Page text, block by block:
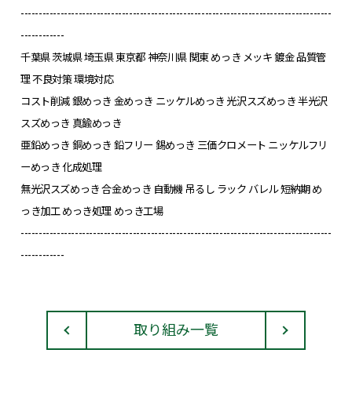
--------------------------------------------------------------------------------------
------------
千葉県 茨城県 埼玉県 東京都 神奈川県 関東 めっき メッキ 鍍金 品質管
理 不良対策 環境対応
コスト削減 銀めっき 金めっき ニッケルめっき 光沢スズめっき 半光沢
スズめっき 真鍮めっき
亜鉛めっき 銅めっき 鉛フリー 錫めっき 三価クロメート ニッケルフリ
ーめっき 化成処理
無光沢スズめっき 合金めっき 自動機 吊るし ラック バレル 短納期 め
っき加工 めっき処理 めっき工場
--------------------------------------------------------------------------------------
------------
取り組み一覧